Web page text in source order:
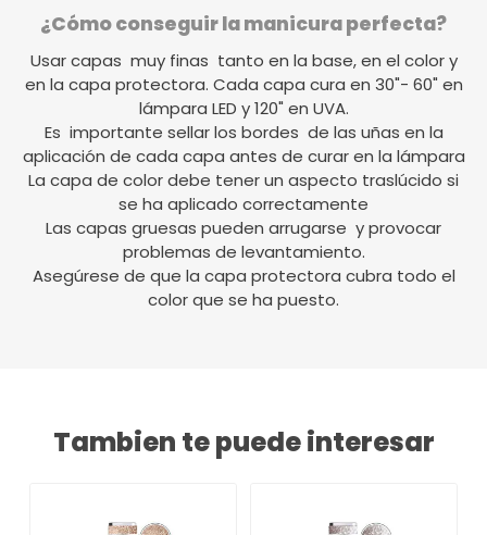
¿Cómo conseguir la manicura perfecta?
Usar capas muy finas tanto en la base, en el color y
en la capa protectora. Cada capa cura en 30"- 60" en
lámpara LED y 120" en UVA.
Es importante sellar los bordes de las uñas en la
aplicación de cada capa antes de curar en la lámpara
La capa de color debe tener un aspecto traslúcido si
se ha aplicado correctamente
Las capas gruesas pueden arrugarse y provocar
problemas de levantamiento.
Asegúrese de que la capa protectora cubra todo el
color que se ha puesto.
Tambien te puede interesar